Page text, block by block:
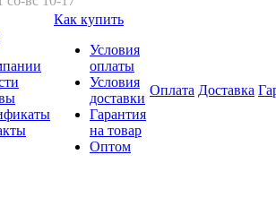
Как купить
Условия
оплаты
Условия
доставки
Гарантия
на товар
Оптом
Оплата Доставка